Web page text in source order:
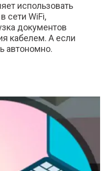
использовать
сети WiFi,
документов
кабелем. А если
автономно.